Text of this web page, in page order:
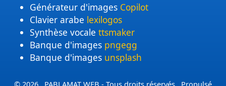
Générateur d'images Copilot
Clavier arabe lexilogos
Synthèse vocale ttsmaker
Banque d'images pngegg
Banque d'images unsplash
© 2026 . PABLAMAT WEB - Tous droits réservés . Propulsé